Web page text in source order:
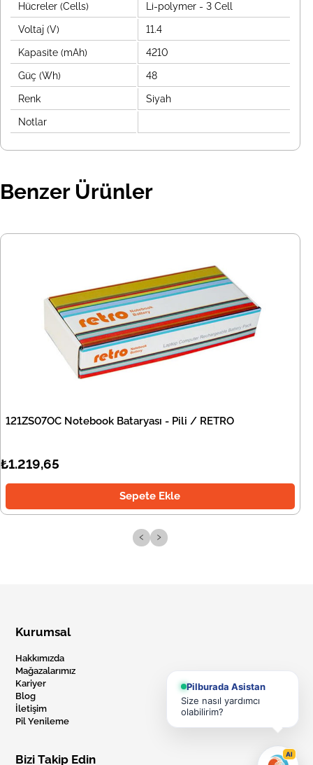
Hücreler (Cells) Li-polymer - 3 Cell
Voltaj (V) 11.4
Kapasite (mAh) 4210
Güç (Wh) 48
Renk Siyah
Notlar
Benzer Ürünler
121ZS07OC Notebook Bataryası - Pili / RETRO
₺1.219,65
Sepete Ekle
‹ ›
Kurumsal
Hakkımızda
Mağazalarımız
Kariyer
Blog
İletişim
Pil Yenileme
Bizi Takip Edin
Pilburada Asistan
Size nasıl yardımcı
olabilirim?
AI